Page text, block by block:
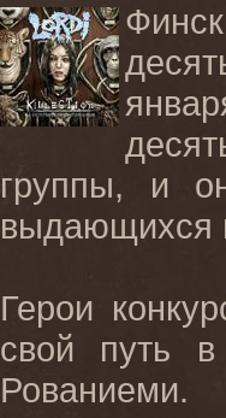
группы, и
выдающихся
Герои
свой путь
Рованиеми.